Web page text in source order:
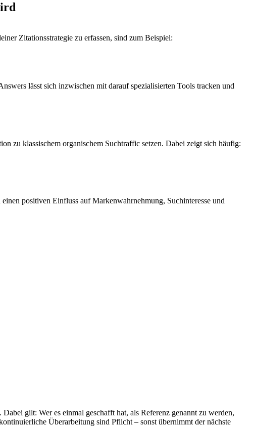
Zitationsstrategie zu erfassen, sind zum Beispiel:
lässt sich inzwischen mit darauf spezialisierten Tools tracken und
zu klassischem organischem Suchtraffic setzen. Dabei zeigt sich häufig:
positiven Einfluss auf Markenwahrnehmung, Suchinteresse und
gilt: Wer es einmal geschafft hat, als Referenz genannt zu werden,
Überarbeitung sind Pflicht – sonst übernimmt der nächste